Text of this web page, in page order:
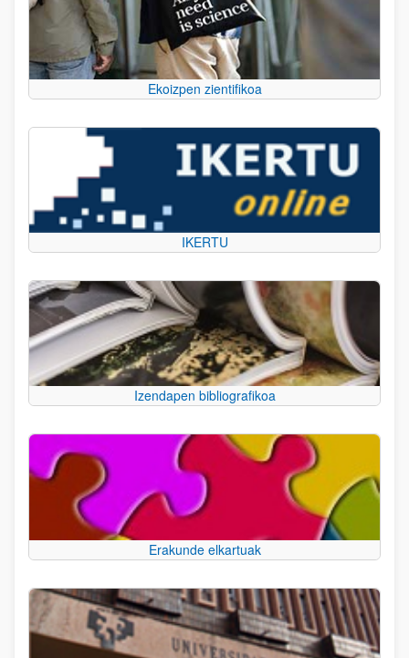
Ekoizpen zientifikoa
IKERTU
Izendapen bibliografikoa
Erakunde elkartuak